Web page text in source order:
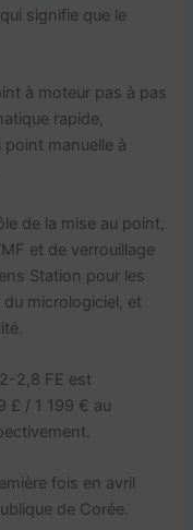
signifie que le
à moteur pas à pas
rapide,
point manuelle à
de la mise au point,
et de verrouillage
Station pour les
micrologiciel, et
2,8 FE est
£ / 1 199 € au
fois en avril
de Corée.